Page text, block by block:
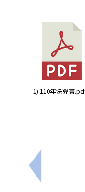
上一筆：111年
1) 110年決算書